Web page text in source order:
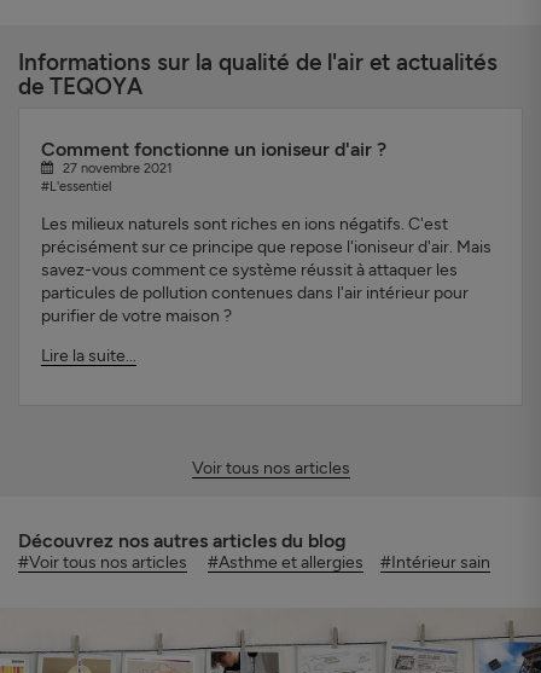
Informations sur la qualité de l'air et actualités
de TEQOYA
Comment fonctionne un ioniseur d'air ?
27 novembre 2021
#L'essentiel
Les milieux naturels sont riches en ions négatifs. C'est
précisément sur ce principe que repose l'ioniseur d'air. Mais
savez-vous comment ce système réussit à attaquer les
particules de pollution contenues dans l'air intérieur pour
purifier de votre maison ?
Lire la suite...
Voir tous nos articles
Découvrez nos autres articles du blog
#Voir tous nos articles #Asthme et allergies #Intérieur sain